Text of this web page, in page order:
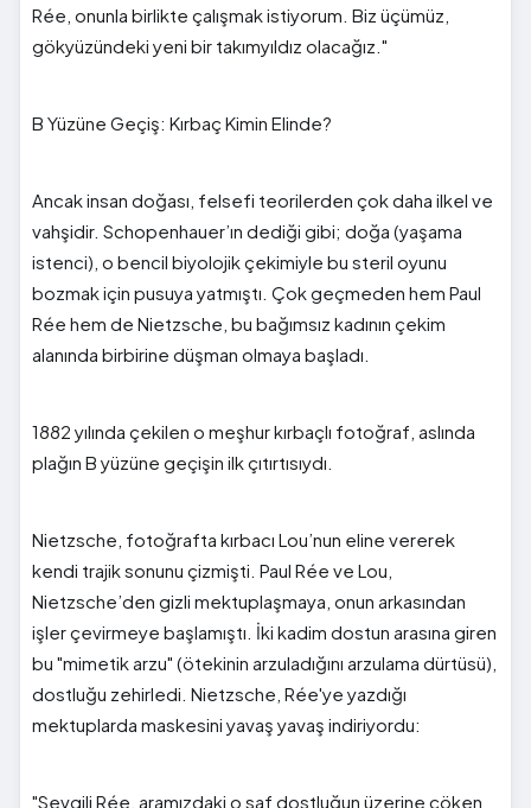
Rée, onunla birlikte çalışmak istiyorum. Biz üçümüz,
gökyüzündeki yeni bir takımyıldız olacağız."
B Yüzüne Geçiş: Kırbaç Kimin Elinde?
Ancak insan doğası, felsefi teorilerden çok daha ilkel ve
vahşidir. Schopenhauer’ın dediği gibi; doğa (yaşama
istenci), o bencil biyolojik çekimiyle bu steril oyunu
bozmak için pusuya yatmıştı. Çok geçmeden hem Paul
Rée hem de Nietzsche, bu bağımsız kadının çekim
alanında birbirine düşman olmaya başladı.
1882 yılında çekilen o meşhur kırbaçlı fotoğraf, aslında
plağın B yüzüne geçişin ilk çıtırtısıydı.
Nietzsche, fotoğrafta kırbacı Lou’nun eline vererek
kendi trajik sonunu çizmişti. Paul Rée ve Lou,
Nietzsche’den gizli mektuplaşmaya, onun arkasından
işler çevirmeye başlamıştı. İki kadim dostun arasına giren
bu "mimetik arzu" (ötekinin arzuladığını arzulama dürtüsü),
dostluğu zehirledi. Nietzsche, Rée'ye yazdığı
mektuplarda maskesini yavaş yavaş indiriyordu:
"Sevgili Rée, aramızdaki o saf dostluğun üzerine çöken